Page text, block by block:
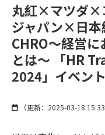
丸紅×マツダ×
ジャパン×日本
CHRO～経営
とは～ 「HR
2024」イベン
（更新： 2025-03-18 15:33